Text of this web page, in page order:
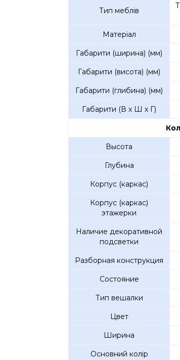
Тип меблів
Матеріал
Габарити (ширина) (мм)
Габарити (висота) (мм)
Габарити (глибина) (мм)
Габарити (В х Ш х Г)
Высота
Глубина
Корпус (каркас)
Корпус (каркас)
этажерки
Наличие декоративной
подсветки
Разборная конструкция
Состояние
Тип вешалки
Цвет
Ширина
Основний колір